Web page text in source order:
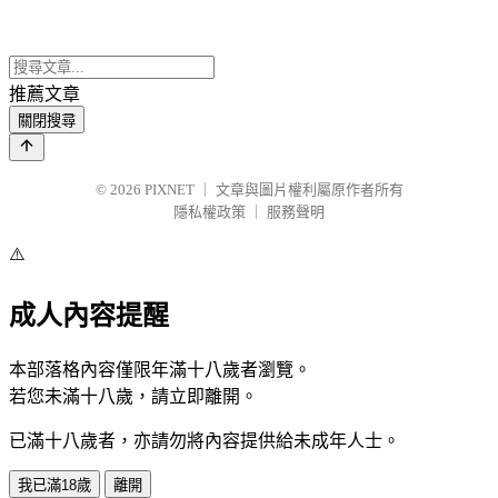
推薦文章
關閉搜尋
© 2026 PIXNET
文章與圖片權利屬原作者所有
隱私權政策
服務聲明
⚠️
成人內容提醒
本部落格內容僅限年滿十八歲者瀏覽。
若您未滿十八歲，請立即離開。
已滿十八歲者，亦請勿將內容提供給未成年人士。
我已滿18歲 離開